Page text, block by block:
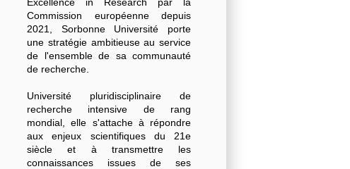
Commission européenne depuis
2021, Sorbonne Université porte
une stratégie ambitieuse au service
de l'ensemble de sa communauté
de recherche.
Université pluridisciplinaire de
recherche intensive de rang
mondial, elle s'attache à répondre
aux enjeux scientifiques du 21e
siècle et à transmettre les
connaissances issues de ses